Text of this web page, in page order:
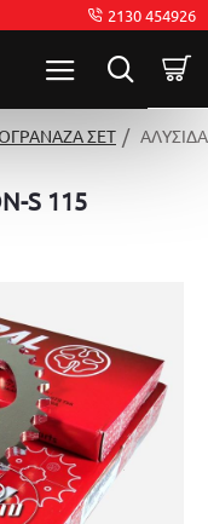
2130 454926
ΣΕΤ
S 115